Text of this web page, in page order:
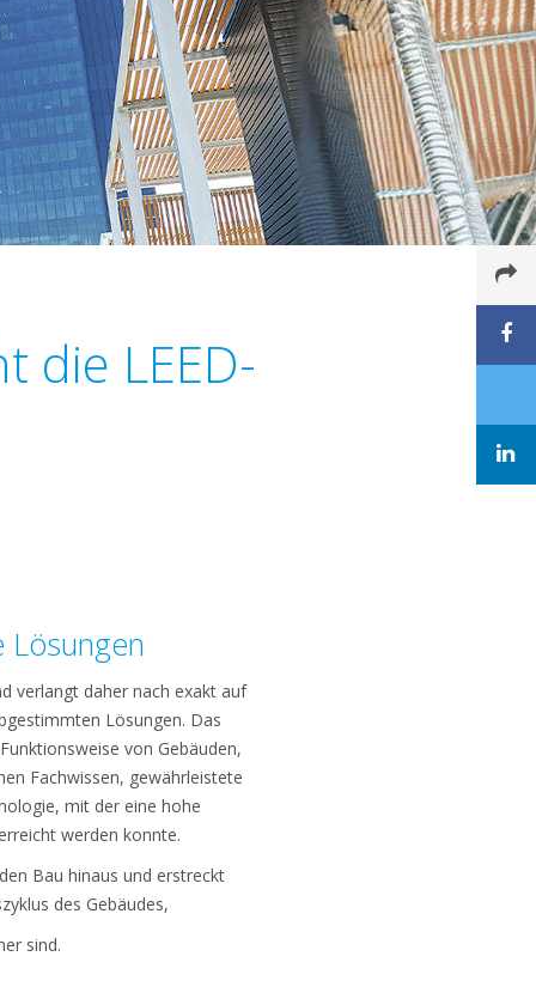
die LEED-
Lösungen
verlangt daher nach exakt auf
Lösungen. Das
von Gebäuden,
Fachwissen, gewährleistete
mit der eine hohe
werden konnte.
Bau hinaus und erstreckt
des Gebäudes,
sind.